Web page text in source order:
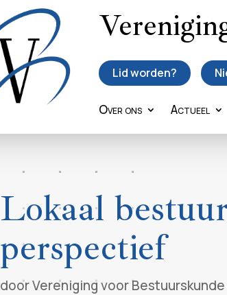
Lid worden?
Over ons Actueel
Lokaal
perspectief
doorVereniging voor Bestuurskunde